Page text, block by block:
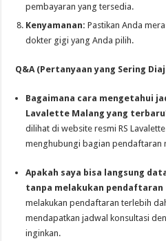
pembayaran yang tersedia.
Kenyamanan: Pastikan Anda
dokter gigi yang Anda pilih.
Q&A (Pertanyaan yang Sering
Bagaimana cara mengetahui
Lavalette Malang yang
dilihat di website resmi RS
menghubungi bagian pendaftaran
Apakah saya bisa langsung
tanpa melakukan
melakukan pendaftaran terlebih
mendapatkan jadwal konsultasi
inginkan.